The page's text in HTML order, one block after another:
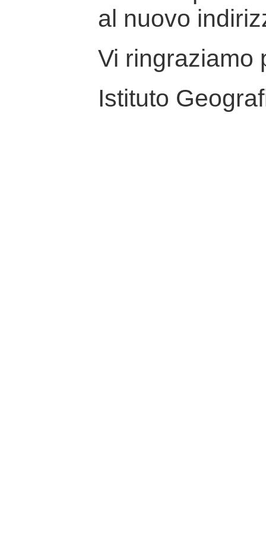
al nuovo
Vi ringraziamo
Istituto